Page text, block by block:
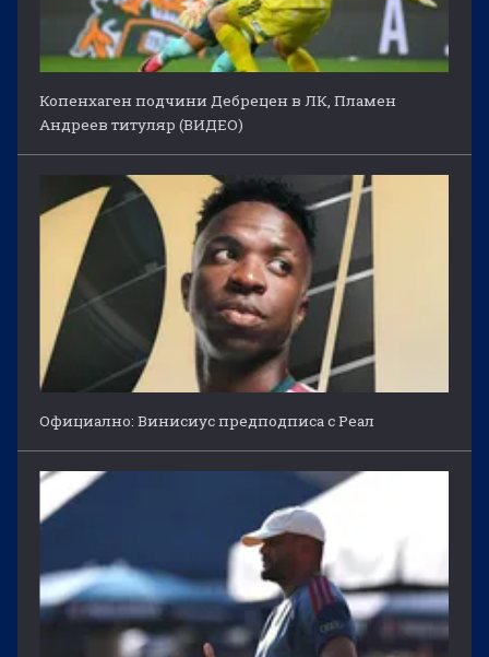
Копенхаген подчини Дебрецен в ЛК, Пламен
Андреев титуляр (ВИДЕО)
Официално: Винисиус предподписа с Реал